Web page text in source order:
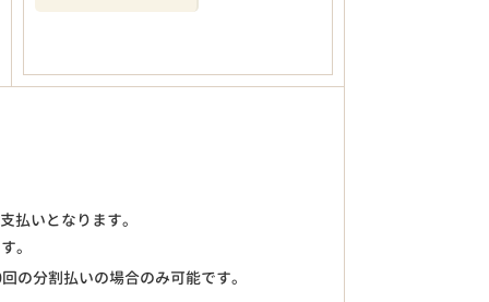
払いとなります。
。
の分割払いの場合のみ可能です。